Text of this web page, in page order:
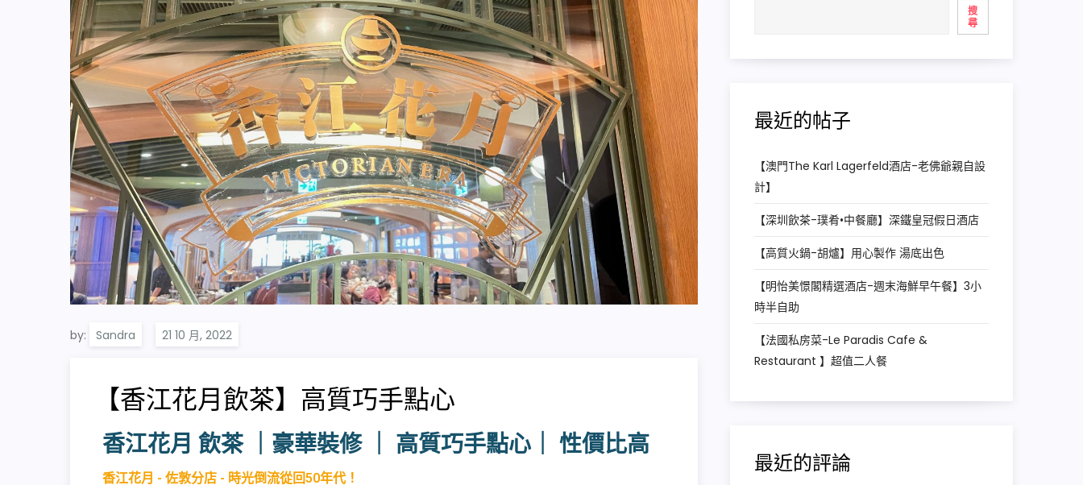
by: Sandra
【香江花月飲茶】高質巧手點心
香江花月 飲茶 ｜豪華裝修 ｜ 高質巧手點心｜ 性價比高
香江花月 - 佐敦分店 - 時光倒流從回50年代！
搜
尋
最近的帖子
【澳門The Karl Lagerfeld酒店-老佛爺親自設
計】
【深圳飲茶-璞肴•中餐廳】深鐵皇冠假日酒店
【高質火鍋-胡爐】用心製作 湯底出色
【明怡美憬閣精選酒店-週末海鮮早午餐】3小
時半自助
【法國私房菜-Le Paradis Cafe &
Restaurant 】超值二人餐
最近的評論